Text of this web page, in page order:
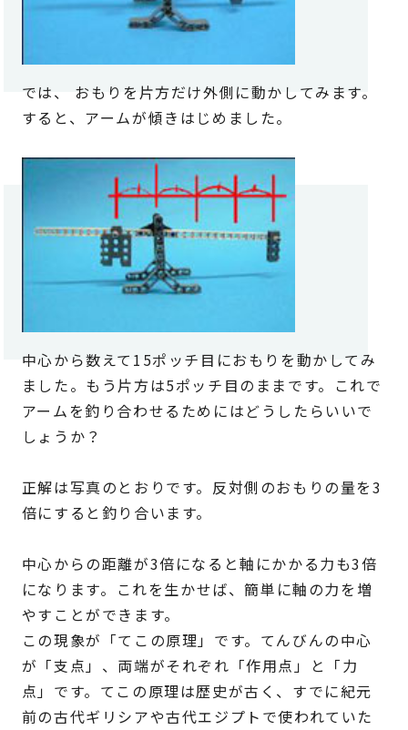
では、 おもりを片方だけ外側に動かしてみます。
すると、アームが傾きはじめました。
中心から数えて15ポッチ目におもりを動かしてみ
ました。もう片方は5ポッチ目のままです。これで
アームを釣り合わせるためにはどうしたらいいで
しょうか？
正解は写真のとおりです。反対側のおもりの量を3
倍にすると釣り合います。
中心からの距離が3倍になると軸にかかる力も3倍
になります。
これを生かせば、簡単に軸の力を増
やすことができます。
この現象が「てこの原理」です。てんびんの中心
が「支点」、両端がそれぞれ「作用点」と「力
点」です。てこの原理は歴史が古く、すでに紀元
前の古代ギリシアや古代エジプトで使われていた